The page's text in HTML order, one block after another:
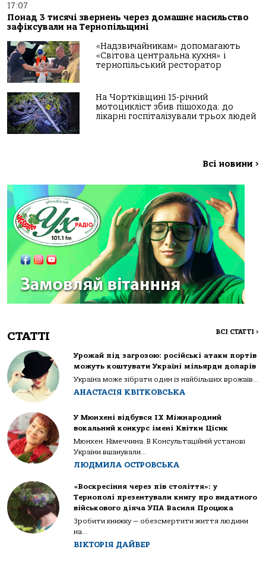
17:07
Понад 3 тисячі звернень через домашнє насильство
зафіксували на Тернопільщині
«Надзвичайникам» допомагають
«Світова центральна кухня» і
тернопільський ресторатор
На Чортківщині 15-річний
мотоцикліст збив пішохода: до
лікарні госпіталізували трьох людей
Всі новини >
СТАТТІ ВСІ СТАТТІ >
Урожай під загрозою: російські атаки портів
можуть коштувати Україні мільярди доларів
Україна може зібрати один із найбільших врожаїв...
АНАСТАСІЯ КВІТКОВСЬКА
У Мюнхені відбувся IX Міжнародний
вокальний конкурс імені Квітки Цісик
Мюнхен. Німеччина. В Консультаційній установі
України вшанували...
ЛЮДМИЛА ОСТРОВСЬКА
«Воскресіння через пів століття»: у
Тернополі презентували книгу про видатного
військового діяча УПА Василя Процюка
Зробити книжку — обезсмертити життя людини
на...
ВІКТОРІЯ ДАЙВЕР